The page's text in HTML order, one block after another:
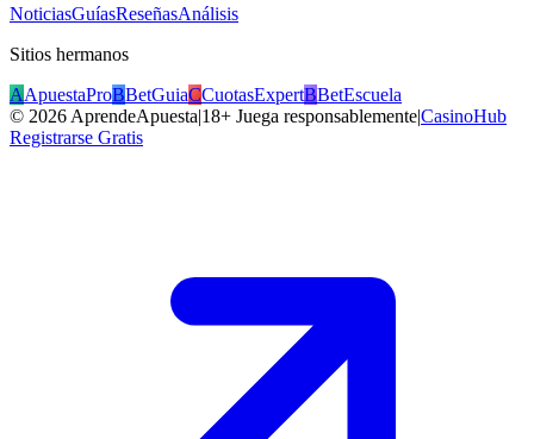
NoticiasGuíasReseñasAnálisis
Sitios hermanos
AApuestaProBBetGuiaCCuotasExpertBBetEscuela
© 2026 AprendeApuesta|18+ Juega responsablemente|CasinoHub
Registrarse Gratis